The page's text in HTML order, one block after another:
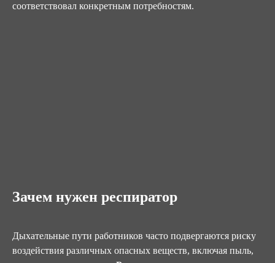
соответствовал конкретным потребностям.
Зачем нужен респиратор
Дыхательные пути работников часто подвергаются риску
воздействия различных опасных веществ, включая пыль,